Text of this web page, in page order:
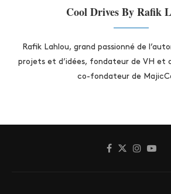
Cool Drives By Rafik
Rafik Lahlou, grand passionné de
projets et d’idées, fondateur de VH et
co-fondateur de